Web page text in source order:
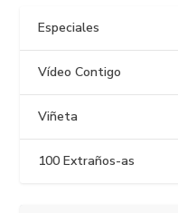
Especiales
Vídeo Contigo
Viñeta
100 Extraños-as